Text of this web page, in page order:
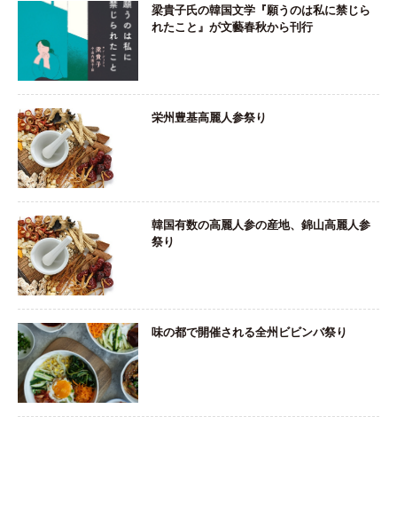
梁貴子氏の韓国文学『願うのは私に禁じら
れたこと』が文藝春秋から刊行
栄州豊基高麗人参祭り
韓国有数の高麗人参の産地、錦山高麗人参
祭り
味の都で開催される全州ビビンバ祭り